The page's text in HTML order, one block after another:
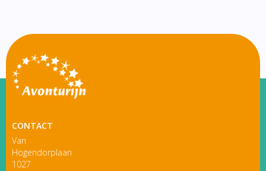
CONTACT
Van
Hogendorplaan
1027